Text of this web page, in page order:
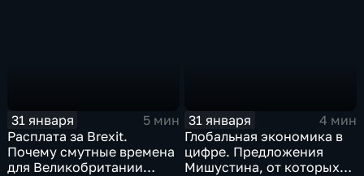
31 января
5 мин
Расплата за Brexit.
Почему смутные времена
для Великобритании
31 января
4 мин
Глобальная экономика в
цифре. Предложения
Мишустина, от которых